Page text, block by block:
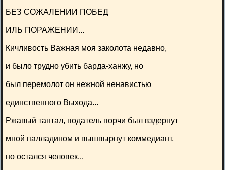
БЕЗ СОЖАЛЕНИИ ПОБЕД
ИЛЬ ПОРАЖЕНИИ...
Кичливость Важная моя заколота недавно,
и было трудно убить барда-ханжу, но
был перемолот он нежной ненавистью
единственного Выхода...
Ржавый тантал, податель порчи был вздернут
мной палладином и вышвырнут коммедиант,
но остался человек...